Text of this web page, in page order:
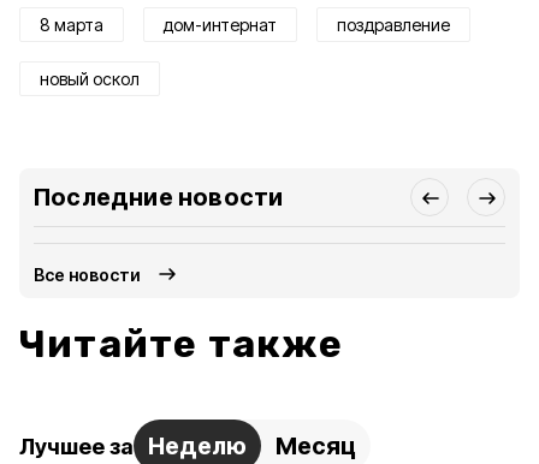
8 марта дом-интернат поздравление
новый оскол
Последние новости
Все новости
Читайте также
Лучшее за Неделю Месяц